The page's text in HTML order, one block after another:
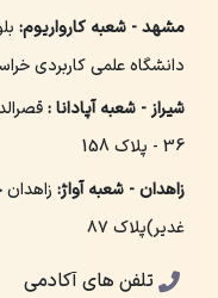
مشهد - شعبه کارواریوم:
دانشگاه علمی کاربردی
شیراز - شعبه آپادانا :
36 - پلاک 158
زاهدان - شعبه آواژ:
غدیر)پلاک ۸۷
تلفن های آکادمی